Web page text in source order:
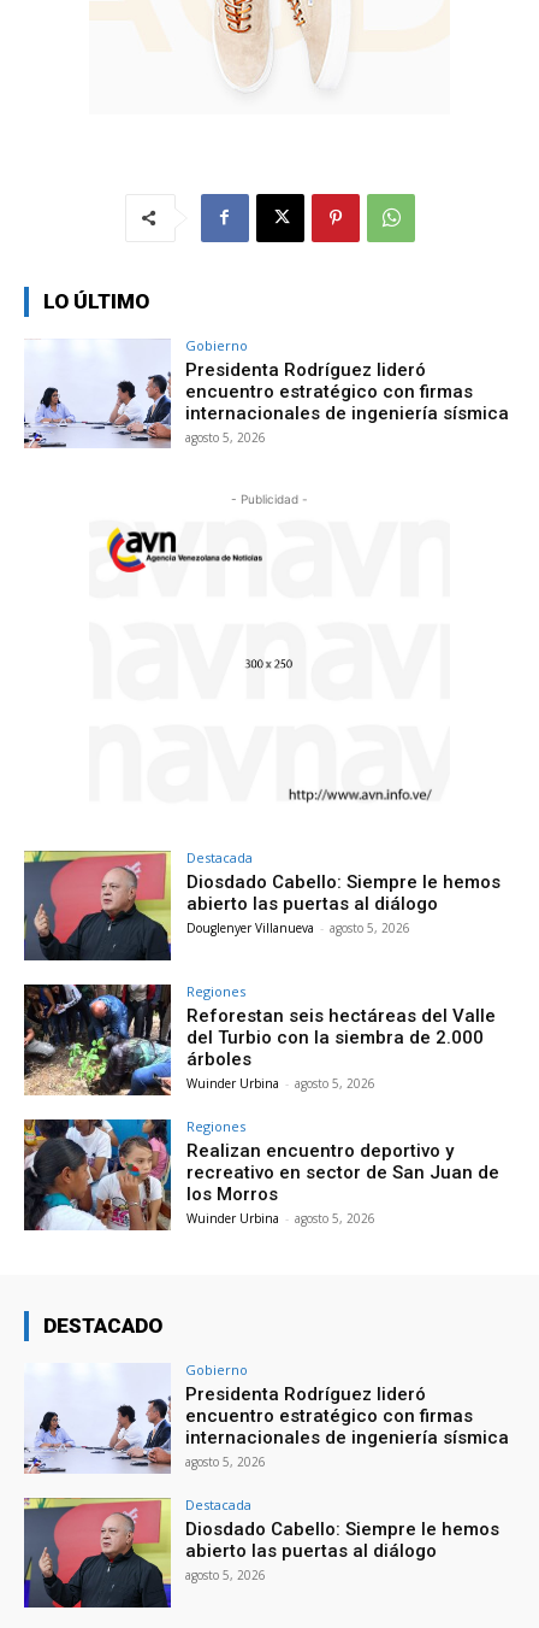
LO ÚLTIMO
Gobierno
Presidenta Rodríguez lideró
encuentro estratégico con firmas
internacionales de ingeniería sísmica
agosto 5, 2026
- Publicidad -
Destacada
Diosdado Cabello: Siempre le hemos
abierto las puertas al diálogo
Douglenyer Villanueva - agosto 5, 2026
Regiones
Reforestan seis hectáreas del Valle
del Turbio con la siembra de 2.000
árboles
Wuinder Urbina - agosto 5, 2026
Regiones
Realizan encuentro deportivo y
recreativo en sector de San Juan de
los Morros
Wuinder Urbina - agosto 5, 2026
DESTACADO
Gobierno
Presidenta Rodríguez lideró
encuentro estratégico con firmas
internacionales de ingeniería sísmica
agosto 5, 2026
Destacada
Diosdado Cabello: Siempre le hemos
abierto las puertas al diálogo
agosto 5, 2026